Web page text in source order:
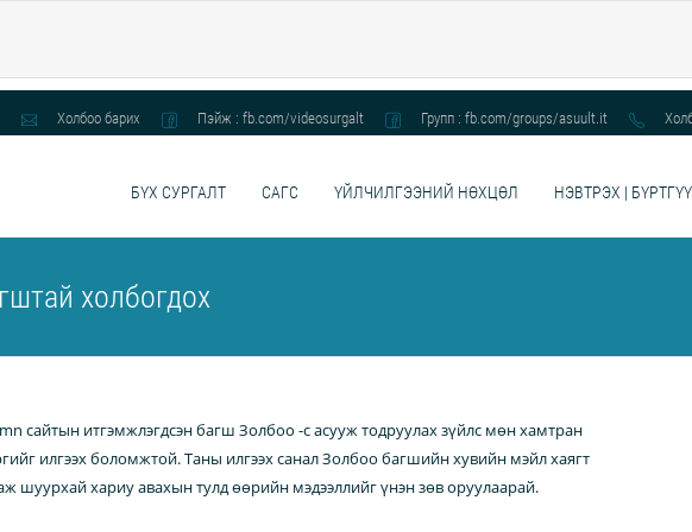
Холбоо барих Пэйж : fb.com/videosurgalt Групп : fb.com/groups/asuult.it
БҮХ СУРГАЛТ САГС ҮЙЛЧИЛГЭЭНИЙ НӨХЦӨЛ НЭВТРЭХ |
холбогдох
сайтын итгэмжлэгдсэн багш Золбоо -с асууж тодруулах зүйлс мөн хамтран
илгээх боломжтой. Таны илгээх санал Золбоо багшийн хувийн мэйл хаягт
шуурхай хариу авахын тулд өөрийн мэдээллийг үнэн зөв оруулаарай.